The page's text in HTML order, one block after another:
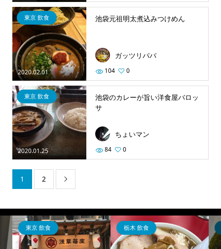
2020.02.01
東京 飲食 池袋元祖明太煮込みつけめん
ガッツリパパ
104 0
2020.01.25
東京 飲食
池袋のカレーが旨い洋食屋バロッ
サ
ちょいマン
84 0
1 2 
東京 飲食 栃木 飲食